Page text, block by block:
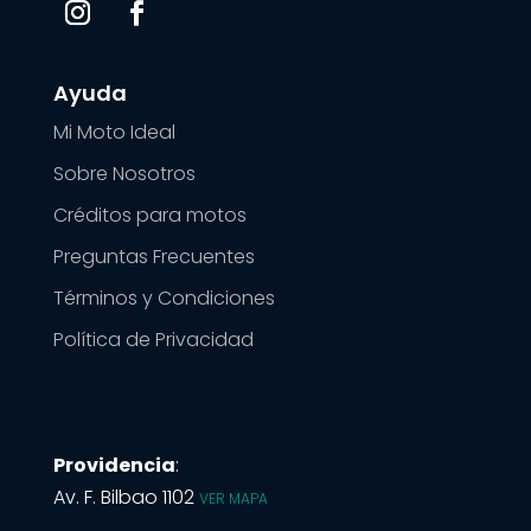
Ayuda
Mi Moto Ideal
Sobre Nosotros
Créditos para motos
Preguntas Frecuentes
Términos y Condiciones
Política de Privacidad
Providencia:
Av. F. Bilbao 1102 VER MAPA